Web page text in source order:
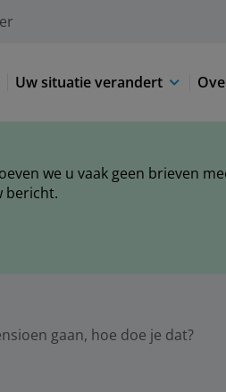
Uw situatie verandert
we u vaak geen brieven
bericht.
gaan, hoe doe je dat?